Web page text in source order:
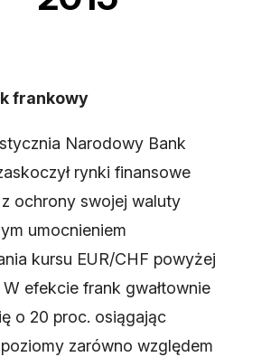
frankowy
Narodowy Bank
rynki finansowe
ochrony swojej waluty
umocnieniem
kursu EUR/CHF powyżej
W efekcie frank gwałtownie
o 20 proc. osiągając
zarówno względem